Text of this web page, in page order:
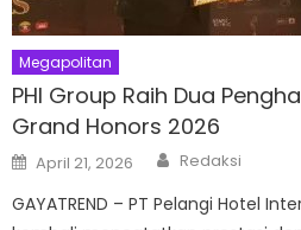
Megapolitan
PHI Group Raih Dua
Grand Honors 2026
Posted
on
April 21, 2026 Author
Redaksi
GAYATREND – PT Pelangi Hotel